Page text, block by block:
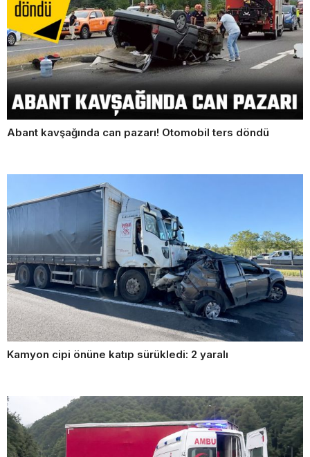
Abant kavşağında can pazarı! Otomobil ters döndü
Kamyon cipi önüne katıp sürükledi: 2 yaralı